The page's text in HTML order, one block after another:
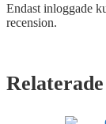
Endast inloggade
recension.